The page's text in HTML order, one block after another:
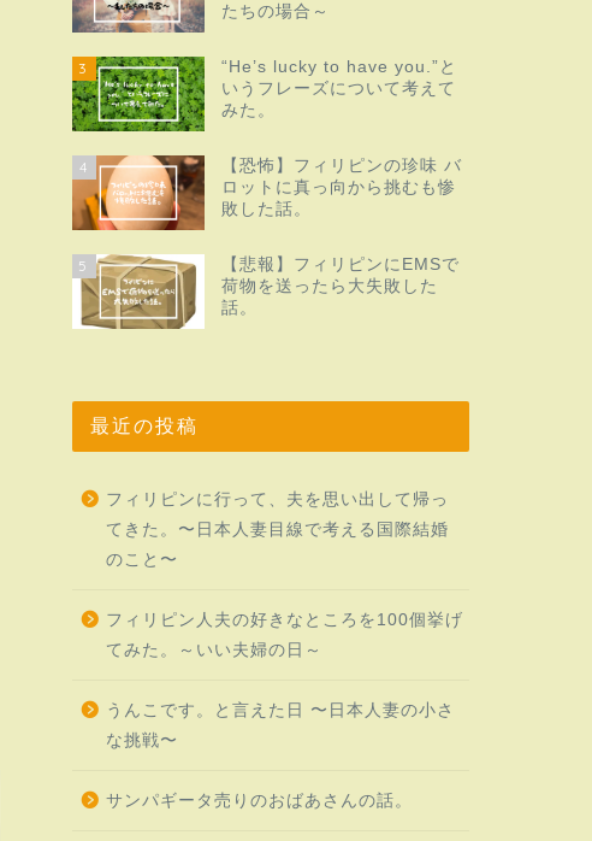
たちの場合～
3
“He’s lucky to have you.”と
いうフレーズについて考えて
みた。
4
【恐怖】フィリピンの珍味 バ
ロットに真っ向から挑むも惨
敗した話。
5
【悲報】フィリピンにEMSで
荷物を送ったら大失敗した
話。
最近の投稿
フィリピンに行って、夫を思い出して帰っ
てきた。〜日本人妻目線で考える国際結婚
のこと〜
フィリピン人夫の好きなところを100個挙げ
てみた。～いい夫婦の日～
うんこです。と言えた日 〜日本人妻の小さ
な挑戦〜
サンパギータ売りのおばあさんの話。